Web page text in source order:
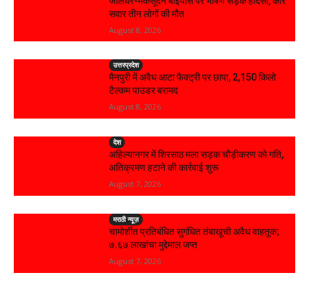
सवार तीन लोगों की मौत
August 8, 2026
उत्तरप्रदेश
मैनपुरी में अवैध आटा फैक्ट्री पर छापा, 2,150 किलो
टैल्कम पाउडर बरामद
August 8, 2026
देश
अहिल्यानगर में शिरसाठ मला सड़क चौड़ीकरण को गति,
अतिक्रमण हटाने की कार्रवाई शुरू
August 7, 2026
मराठी न्यूज़
चामोर्शीत प्रतिबंधित सुगंधित तंबाखूची अवैध वाहतूक;
₹७.६७ लाखांचा मुद्देमाल जप्त
August 7, 2026